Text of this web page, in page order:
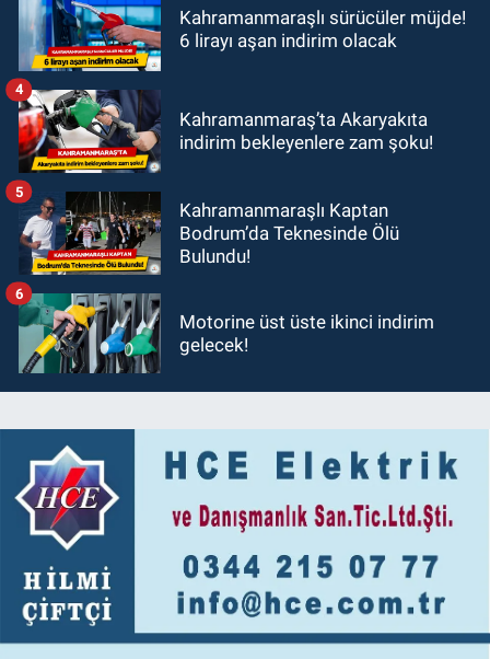
Kahramanmaraşlı sürücüler müjde!
6 lirayı aşan indirim olacak
Kahramanmaraş’ta Akaryakıta
indirim bekleyenlere zam şoku!
4
Kahramanmaraşlı Kaptan
Bodrum’da Teknesinde Ölü
Bulundu!
5
Motorine üst üste ikinci indirim
gelecek!
6